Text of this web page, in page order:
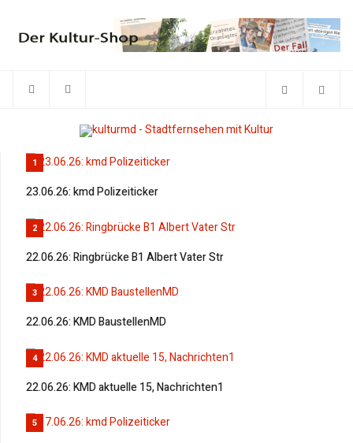
1
23.06.26: kmd Polizeiticker
2
22.06.26: Ringbrücke B1 Albert Vater Str
3
22.06.26: KMD BaustellenMD
4
22.06.26: KMD aktuelle 15, Nachrichten1
5